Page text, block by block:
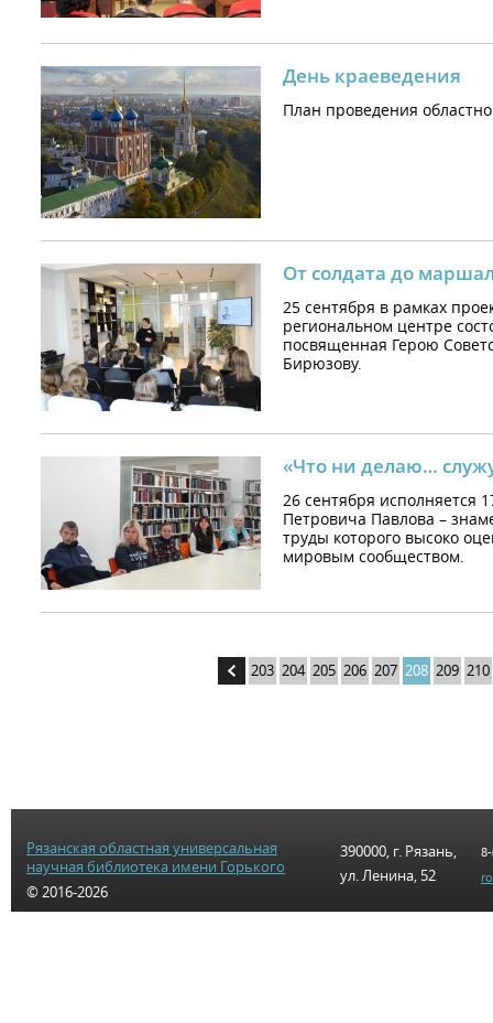
День краеведения
План проведения
От солдата до
25 сентября в рамках
региональном центре
посвященная Герою
Бирюзову.
«Что ни делаю…
26 сентября исполняется
Петровича Павлова –
труды которого высоко
мировым сообществом.
203 204 205 206 207 208 209 210
Рязанская областная универсальная
научная библиотека имени Горького
© 2016-2026
390000, г. Рязань,
ул. Ленина, 52